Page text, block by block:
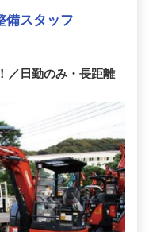
備スタッフ
／日勤のみ・長距離